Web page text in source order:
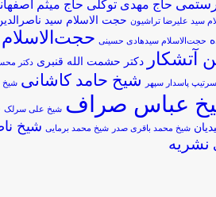
حاج مهدی توکلی حاج میثم
سید علیرضا تراشیون حجت الاسلام سید
حجت‌الاسلام سیدهادی حسینی حجت‌الاسلام
آتشکار
دکتر حشمت الله قنبری دکتر
سرتیپ پاسدار سپهر شیخ حامد کاشانی شیخ
عباس صراف شیخ علی سرلک
شیخ محمد باقری صدر شیخ محمد برمایی شیخ
نشریه